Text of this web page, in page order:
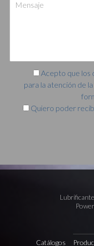
Acepto que los
para la atención de
Quiero poder
Catálogos